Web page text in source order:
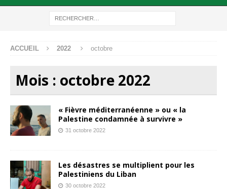
ACCUEIL 2022 octobre
Mois : octobre 2022
« Fièvre méditerranéenne » ou « la
Palestine condamnée à survivre »
31 octobre 2022
Les désastres se multiplient pour les
Palestiniens du Liban
30 octobre 2022